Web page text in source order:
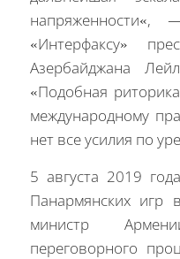
напряженности«,
«Интерфаксу»
Азербайджана
«Подобная
международному
нет все усилия по
5 августа 2019
Панармянских игр
министр
переговорного